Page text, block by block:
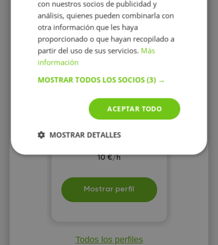
Patricia Martin
Licenciada en Humanidades
en turismo. Actualmente
preparando oposiciones en el
10 €/h
Mostrar perfil
Todos los perfiles
con nuestros socios de publicidad y
análisis, quienes pueden combinarla con
otra información que les haya
proporcionado o que hayan recopilado a
partir del uso de sus servicios. Más
información
MOSTRAR TODOS LOS SOCIOS(3) →
ACEPTAR TODO
MOSTRAR DETALLES